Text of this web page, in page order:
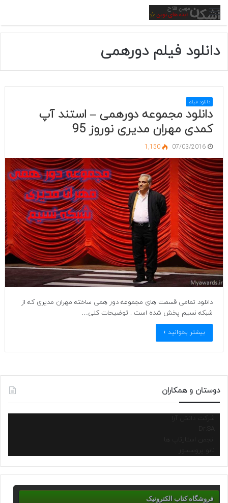
منو
دانلود فیلم دورهمی
دانلود فیلم
دانلود مجموعه دورهمی – استند آپ
کمدی مهران مدیری نوروز 95
07/03/2016
1,150
دانلود تمامی قسمت های مجموعه دور همی ساخته مهران مدیری که از
شبکه نسیم پخش شده است . توضیحات کلی…
بیشتر بخوانید »
دوستان و همکاران
شرکت دانش آرا
انجمن استارتاپ ها
نانو پروسسور
فروشگاه کتاب الکترونیک